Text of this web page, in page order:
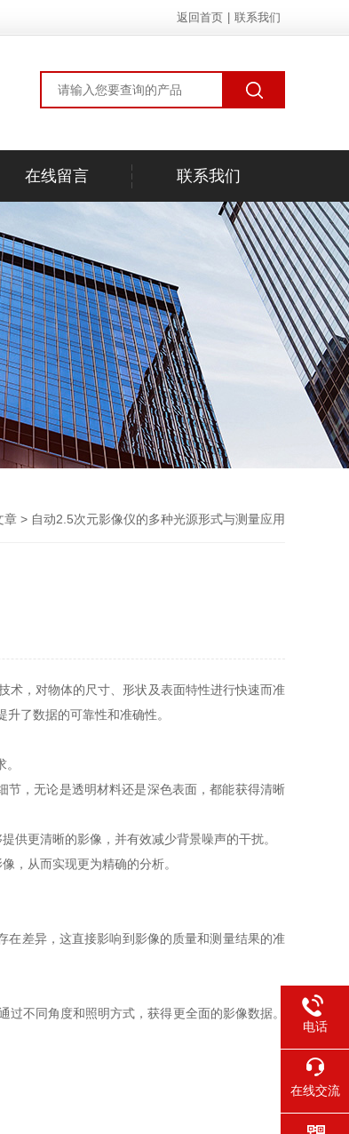
返回首页 联系我们
在线留言 联系我们
章 > 自动2.5次元影像仪的多种光源形式与测量应用
，对物体的尺寸、形状及表面特性进行快速而准
了数据的可靠性和准确性。
，无论是透明材料还是深色表面，都能获得清晰
更清晰的影像，并有效减少背景噪声的干扰。
，从而实现更为精确的分析。
差异，这直接影响到影像的质量和测量结果的准
不同角度和照明方式，获得更全面的影像数据。
电话
在线交流